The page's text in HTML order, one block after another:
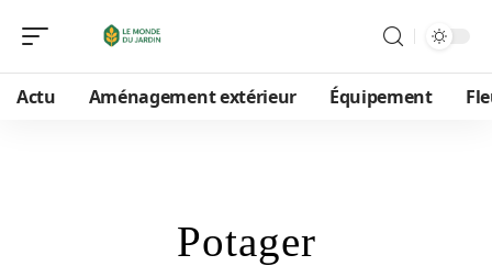
Actu Aménagement extérieur Équipement
Potager